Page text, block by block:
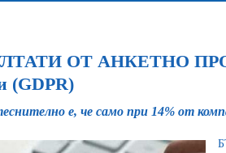
ОТ АНКЕТНО
(GDPR)
е, че само при 14% от